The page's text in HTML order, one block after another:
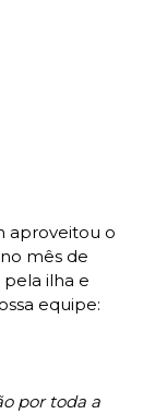
aproveitou o
mês de
ilha e
equipe:
por toda a